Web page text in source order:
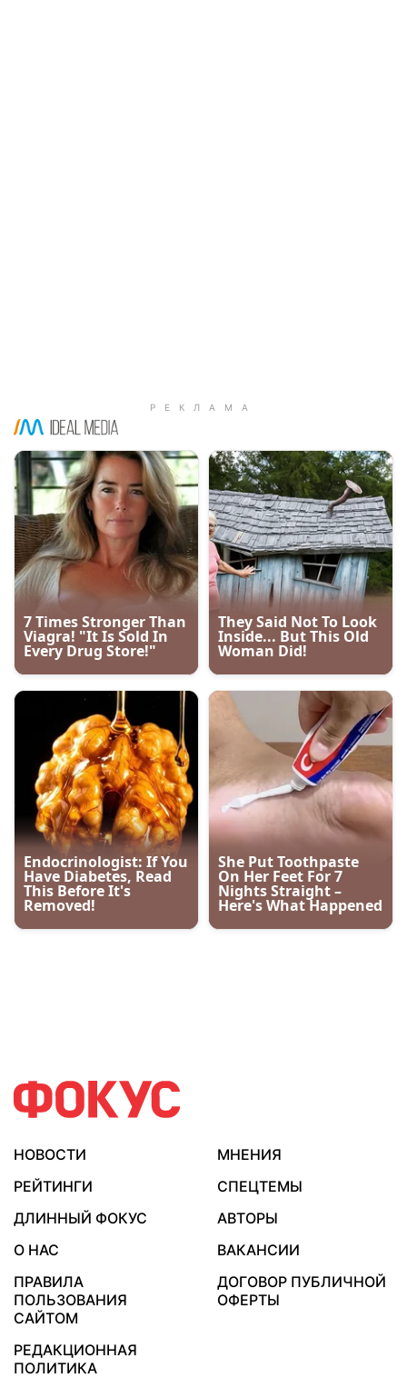
НОВОСТИ
МНЕНИЯ
РЕЙТИНГИ
СПЕЦТЕМЫ
ДЛИННЫЙ ФОКУС
АВТОРЫ
О НАС
ВАКАНСИИ
ПРАВИЛА
ПОЛЬЗОВАНИЯ
САЙТОМ
ДОГОВОР ПУБЛИЧНОЙ
ОФЕРТЫ
РЕДАКЦИОННАЯ
ПОЛИТИКА